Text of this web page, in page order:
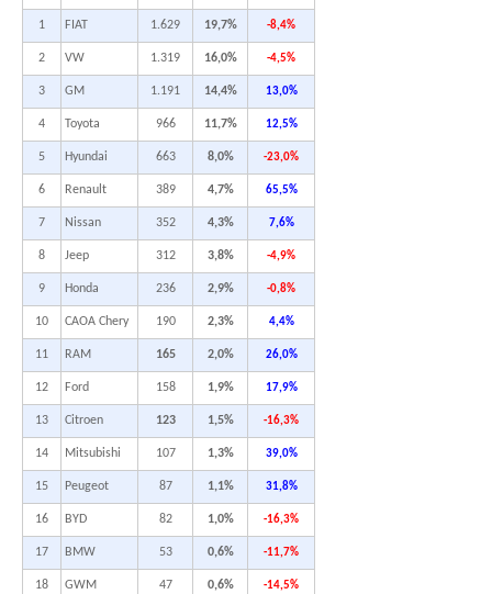
1 FIAT 1.629 19,7% -8,4%
2 VW 1.319 16,0% -4,5%
3 GM 1.191 14,4% 13,0%
4 Toyota 966 11,7% 12,5%
5 Hyundai 663 8,0% -23,0%
6 Renault 389 4,7% 65,5%
7 Nissan 352 4,3% 7,6%
8 Jeep 312 3,8% -4,9%
9 Honda 236 2,9% -0,8%
10 CAOA Chery 190 2,3% 4,4%
11 RAM 165 2,0% 26,0%
12 Ford 158 1,9% 17,9%
13 Citroen 123 1,5% -16,3%
14 Mitsubishi 107 1,3% 39,0%
15 Peugeot 87 1,1% 31,8%
16 BYD 82 1,0% -16,3%
17 BMW 53 0,6% -11,7%
18 GWM 47 0,6% -14,5%